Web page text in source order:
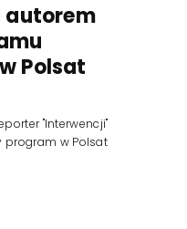
autorem
Polsat
"Interwencji"
program w Polsat